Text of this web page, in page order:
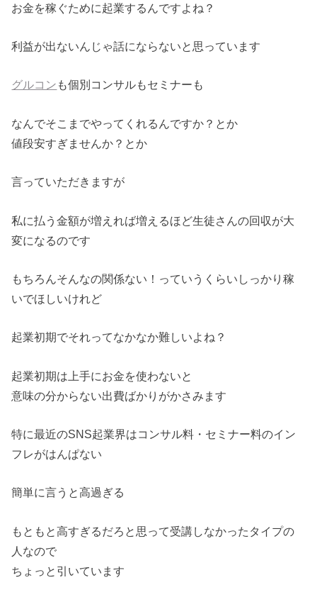
お金を稼ぐために起業するんですよね？
利益が出ないんじゃ話にならないと思っています
グルコン も個別コンサルもセミナーも
なんでそこまでやってくれるんですか？とか
値段安すぎませんか？とか
言っていただきますが
私に払う金額が増えれば増えるほど生徒さんの回収が大
変になるのです
もちろんそんなの関係ない！っていうくらいしっかり稼
いでほしいけれど
起業初期でそれってなかなか難しいよね？
起業初期は上手にお金を使わないと
意味の分からない出費ばかりがかさみます
特に最近のSNS起業界はコンサル料・セミナー料のイン
フレがはんぱない
簡単に言うと高過ぎる
もともと高すぎるだろと思って受講しなかったタイプの
人なので
ちょっと引いています